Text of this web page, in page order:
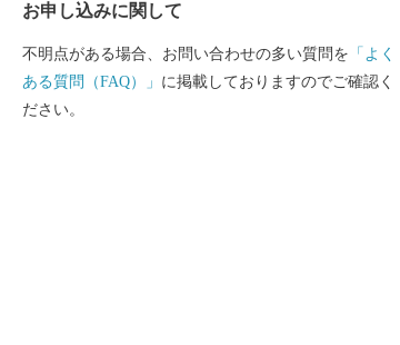
お申し込みに関して
不明点がある場合、お問い合わせの多い質問を 「よく
ある質問（FAQ）」 に掲載しておりますのでご確認く
ださい。